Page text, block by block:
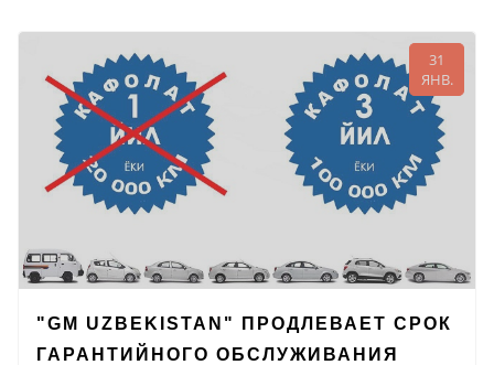
31
ЯНВ.
"GM UZBEKISTAN" ПРОДЛЕВАЕТ СРОК
ГАРАНТИЙНОГО ОБСЛУЖИВАНИЯ